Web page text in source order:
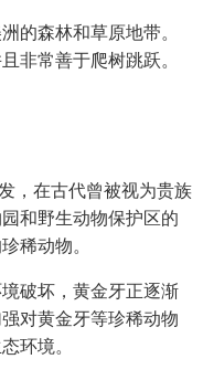
的森林和草原地带。
非常善于爬树跳跃。
，在古代曾被视为贵族
和野生动物保护区的
稀动物。
破坏，黄金牙正逐渐
对黄金牙等珍稀动物
环境。